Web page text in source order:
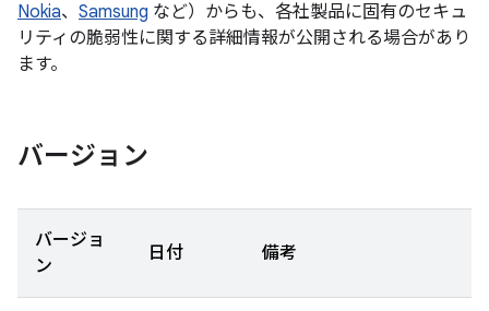
Nokia、 Samsung など）からも、各社製品に固有のセキュ
リティの脆弱性に関する詳細情報が公開される場合があり
ます。
バージョン
バージョ
ン
日付 備考